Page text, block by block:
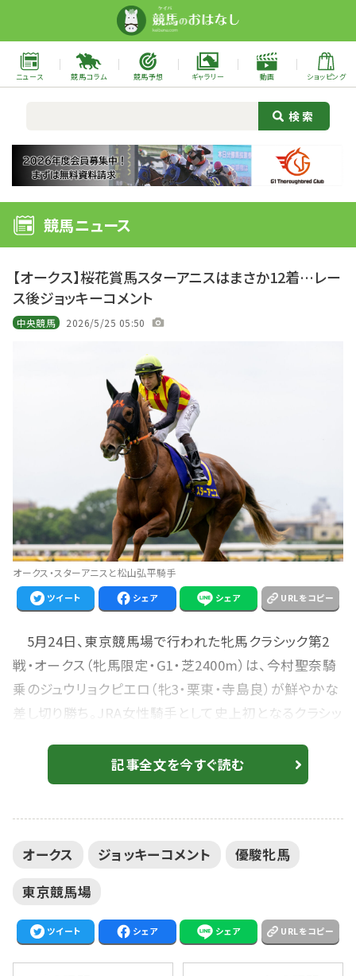
ニュース 競馬コラム 競馬予想 ギャラリー 動画 ショッピング
競馬ニュース
【オークス】桜花賞馬スターアニスはまさか12着…レー
ス後ジョッキーコメント
中央競馬 2026/5/25 05:50
オークス・スターアニスと松山弘平騎手
ツイート シェア シェア URLをコピー
5月24日、東京競馬場で行われた牝馬クラシック第2
戦・オークス（牝馬限定・G1・芝2400m）は、今村聖奈騎
乗のジュウリョクピエロ（牝3・栗東・寺島良）が鮮やかな
差し切り勝ち。JRA女性騎手として史上初となるクラシッ
快挙を成し遂げた。道中は後方でじっくりと脚を溜め、直
線では馬群の間を割って鋭伸。ゴール寸前で突き抜ける
手 「本当に感無量で一杯です。関...
記事全文を今すぐ読む
オークス ジョッキーコメント
優駿牝馬
東京競馬場
ツイート シェア シェア URLをコピー